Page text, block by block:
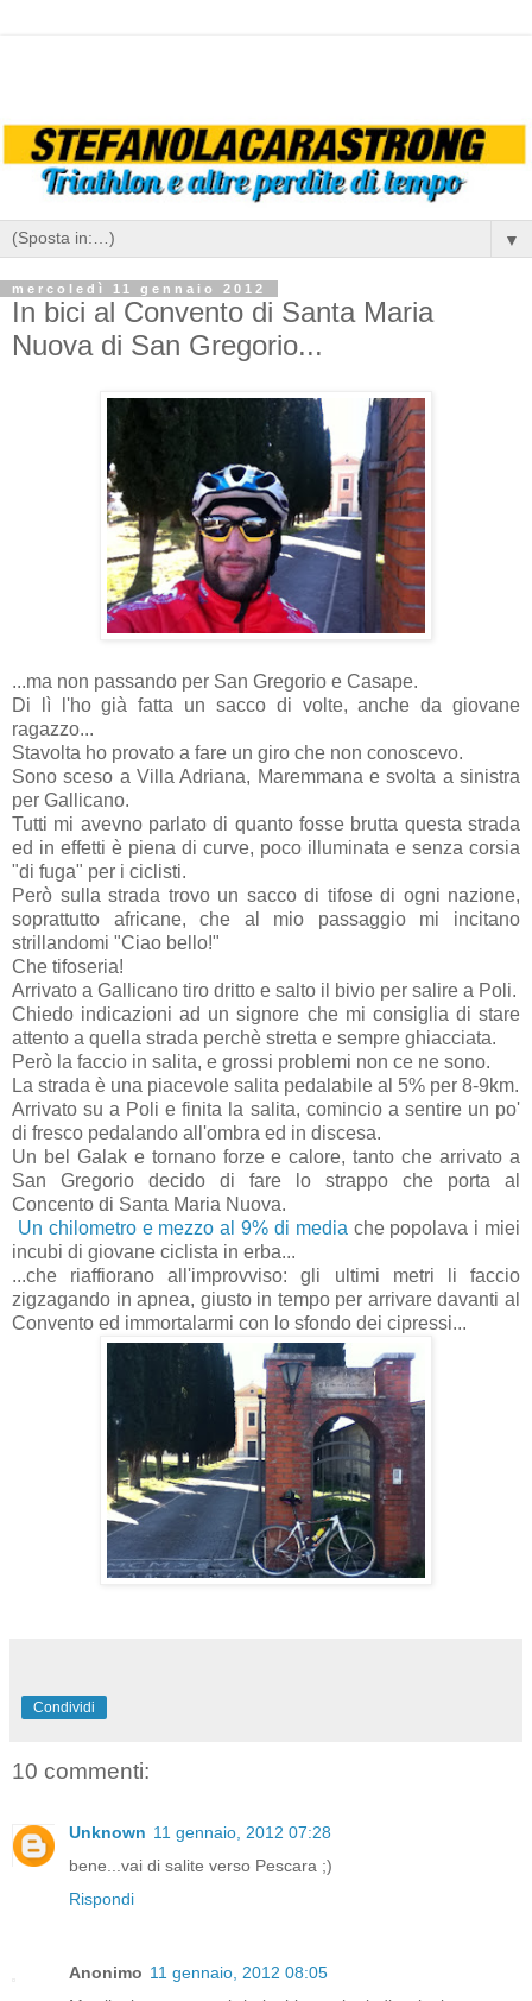
▼
mercoledì 11 gennaio 2012
In bici al Convento di Santa Maria
Nuova di San Gregorio...
...ma non passando per San Gregorio e Casape.
Di lì l'ho già fatta un sacco di volte, anche da giovane
ragazzo...
Stavolta ho provato a fare un giro che non conoscevo.
Sono sceso a Villa Adriana, Maremmana e svolta a sinistra
per Gallicano.
Tutti mi avevno parlato di quanto fosse brutta questa strada
ed in effetti è piena di curve, poco illuminata e senza corsia
"di fuga" per i ciclisti.
Però sulla strada trovo un sacco di tifose di ogni nazione,
soprattutto africane, che al mio passaggio mi incitano
strillandomi "Ciao bello!"
Che tifoseria!
Arrivato a Gallicano tiro dritto e salto il bivio per salire a Poli.
Chiedo indicazioni ad un signore che mi consiglia di stare
attento a quella strada perchè stretta e sempre ghiacciata.
Però la faccio in salita, e grossi problemi non ce ne sono.
La strada è una piacevole salita pedalabile al 5% per 8-9km.
Arrivato su a Poli e finita la salita, comincio a sentire un po'
di fresco pedalando all'ombra ed in discesa.
Un bel Galak e tornano forze e calore, tanto che arrivato a
San Gregorio decido di fare lo strappo che porta al
Concento di Santa Maria Nuova.
Un chilometro e mezzo al 9% di media che popolava i miei
incubi di giovane ciclista in erba...
...che riaffiorano all'improvviso: gli ultimi metri li faccio
zigzagando in apnea, giusto in tempo per arrivare davanti al
Convento ed immortalarmi con lo sfondo dei cipressi...
Condividi
10 commenti:
Unknown 11 gennaio, 2012 07:28
bene...vai di salite verso Pescara ;)
Rispondi
Anonimo 11 gennaio, 2012 08:05